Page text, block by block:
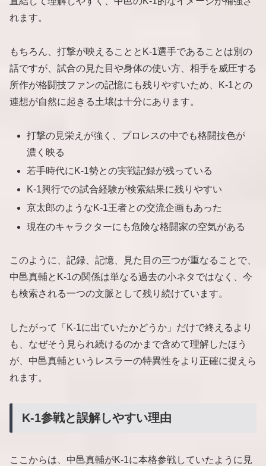
れます。
もちろん、打撃が映えることとK-1選手であることは別の
話ですが、試合の見た目や身体の使い方、相手を威圧する
所作が格闘技ファンの記憶にも残りやすいため、K-1との
連想が自然に起きる土壌は十分にあります。
打撃の見栄えが強く、プロレスの中でも格闘技色が
濃く映る
若手時代にK-1勢との実戦記録が残っている
K-1興行での試合経験が検索結果に残りやすい
京太郎のようなK-1王者との交流企画もあった
現在のキャラクターにも危険な格闘家の空気がある
このように、記録、記憶、見た目の三つが重なることで、
中邑真輔とK-1の関係は単なる過去の小ネタではなく、今
も検索される一つの文脈として残り続けています。
したがって「K-1に出ていたかどうか」だけで終えるより
も、なぜそう見られ続けるのかまで含めて理解したほう
が、中邑真輔というレスラーの特異性をより正確に捉えら
れます。
K-1参戦と誤解しやすい理由
ここからは、中邑真輔がK-1に本格参戦していたように見